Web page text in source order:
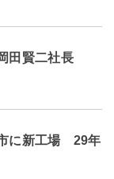
田賢二社長
市に新工場 29年